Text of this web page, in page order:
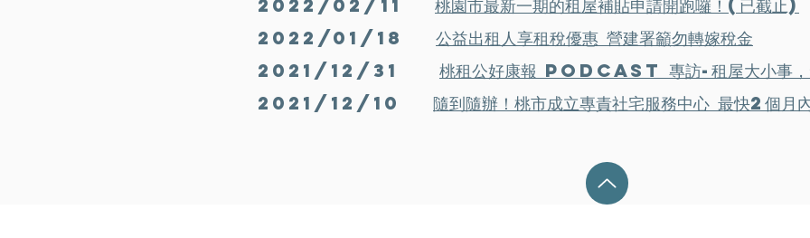
2022/02/11 桃園市最新一期的租屋補貼申請開跑囉！(已截止)
2022/01/18 公益出租人享租稅優惠 營建署籲勿轉嫁稅金
2021/12/31 桃租公好康報 Podcast 專訪-租屋大小事，
2021/12/10 隨到隨辦！桃市成立專責社宅服務中心 最快2個月